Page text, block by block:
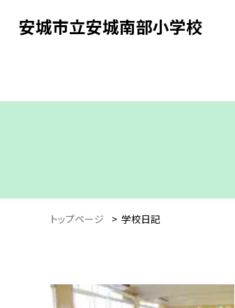
安城市立安城南部小学校
トップページ > 学校日記